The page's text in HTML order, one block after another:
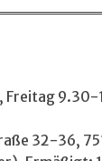
Freitag 9.30-
32-36,